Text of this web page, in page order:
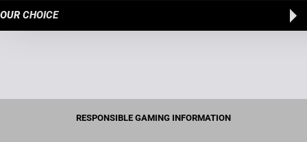
OUR CHOICE
RESPONSIBLE GAMING INFORMATION